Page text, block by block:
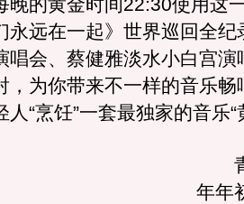
晚的黄金时间22:30使用这
永远在一起》世界巡回全纪
唱会、蔡健雅淡水小白宫演
，为你带来不一样的音乐畅
“烹饪”一套最独家的音乐“
青
年年